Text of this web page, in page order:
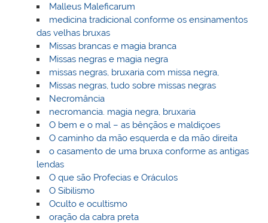
Malleus Maleficarum
medicina tradicional conforme os ensinamentos
das velhas bruxas
Missas brancas e magia branca
Missas negras e magia negra
missas negras, bruxaria com missa negra,
Missas negras, tudo sobre missas negras
Necromância
necromancia. magia negra, bruxaria
O bem e o mal – as bênçãos e maldiçoes
O caminho da mão esquerda e da mão direita
o casamento de uma bruxa conforme as antigas
lendas
O que são Profecias e Oráculos
O Sibilismo
Oculto e ocultismo
oração da cabra preta